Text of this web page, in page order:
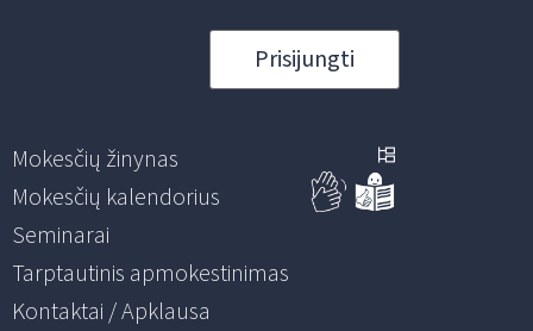
Prisijungti
Mokesčių žinynas
Mokesčių kalendorius
Seminarai
Tarptautinis apmokestinimas
Kontaktai / Apklausa